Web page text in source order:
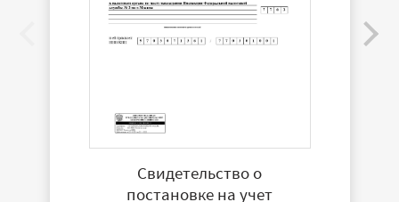
Свидетельство о
постановке на учет